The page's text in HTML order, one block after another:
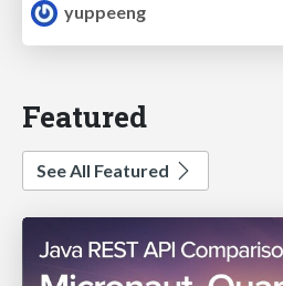
yuppeeng
Featured
See All Featured